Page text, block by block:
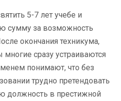
5-7 лет учебе и
сумму за возможность
окончания техникума,
сразу устраиваются
понимают, что без
трудно претендовать
должность в престижной